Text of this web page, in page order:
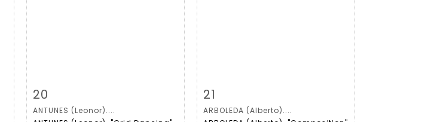
Fiche détaillée
20
ANTUNES (Leonor)....
Fiche détaillée
21
ARBOLEDA (Alberto)....